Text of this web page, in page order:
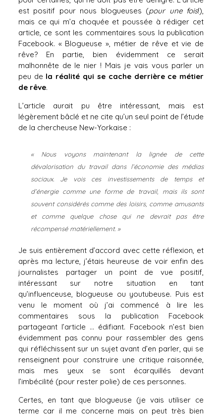
est positif pour nous blogueuses (pour une fois!),
mais ce qui m’a choquée et poussée à rédiger cet
article, ce sont les commentaires sous la publication
Facebook. « Blogueuse », métier de rêve et vie de
rêve? En partie, bien évidemment ce serait
malhonnête de le nier ! Mais je vais vous parler un
peu de la réalité qui se cache derrière ce métier
de rêve.
L’article aurait pu être intéressant, mais est
légèrement bâclé et ne cite qu’un seul point de l’étude
de la chercheuse New-Yorkaise :
« Nous voyons maintenant la lignée de cette
dévalorisation du travail dans l’économie des médias
sociaux. Je vois ces investissements de temps et
d’énergie comme une forme de travail, mais ils sont
souvent considérés comme des loisirs, comme amusants
et comme quelque chose qui ne devrait pas être
récompensé matériellement. »
Je suis entièrement d’accord avec cette réflexion, et
après ma lecture, j’étais heureuse de voir enfin des
journalistes partager un point de vue positif,
intéressant sur notre situation en tant
qu’influenceuse, blogueuse ou youtubeuse. Puis est
venu le moment où j’ai commencé à lire les
commentaires sous la publication Facebook
partageant l’article … édifiant. Facebook n’est bien
évidemment pas connu pour rassembler des gens
qui réfléchissent sur un sujet avant d’en parler, qui se
renseignent pour construire une critique raisonnée,
mais mes yeux se sont écarquillés devant
l’imbécilité (pour rester polie) de ces personnes.
Certes, en tant que blogueuse (je vais utiliser ce
terme car il me concerne mais on peut très bien